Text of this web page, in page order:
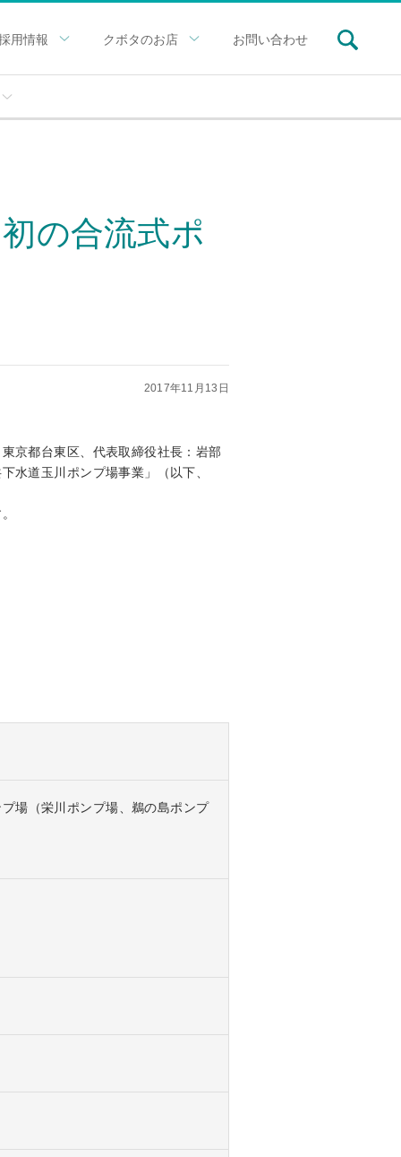
用情報 クボタのお店 お問い合わせ
の合流式ポ
2017年11月13日
京都台東区、代表取締役社長：岩部
水道玉川ポンプ場事業」（以下、
場（栄川ポンプ場、鵜の島ポンプ